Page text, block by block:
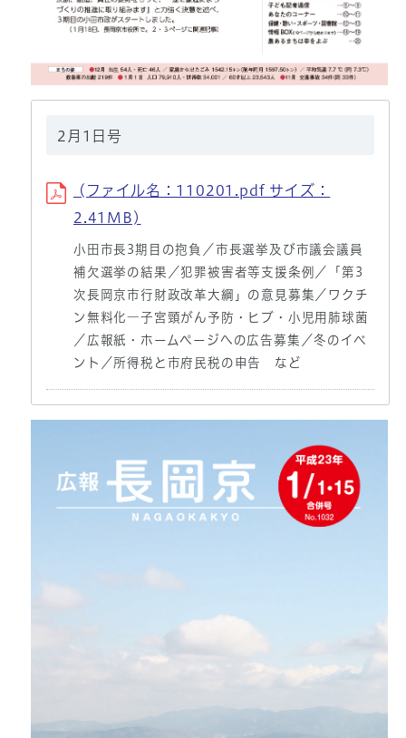
2月1日号
(ファイル名：110201.pdf サイズ：
2.41MB)
小田市長3期目の抱負／市長選挙及び市議会議員
補欠選挙の結果／犯罪被害者等支援条例／「第3
次長岡京市行財政改革大綱」の意見募集／ワクチ
ン無料化―子宮頸がん予防・ヒブ・小児用肺球菌
／広報紙・ホームページへの広告募集／冬のイベ
ント／所得税と市府民税の申告 など